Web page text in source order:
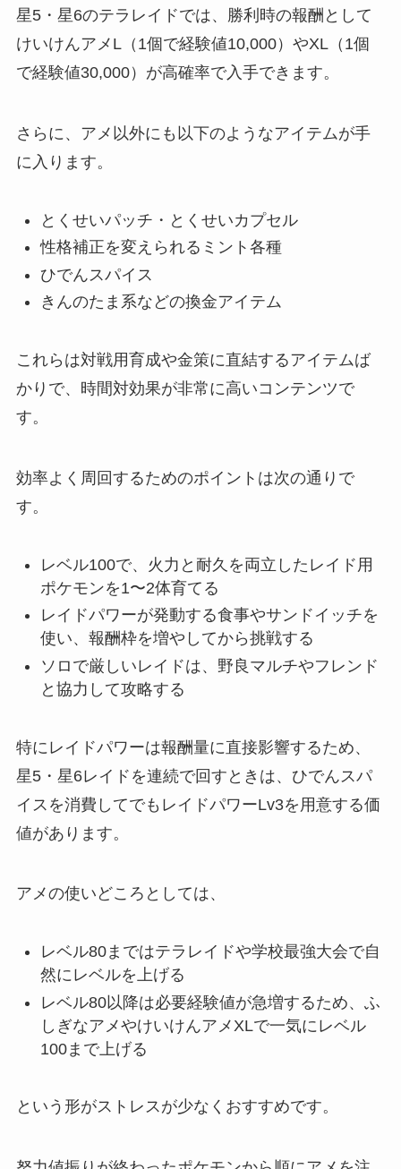
星5・星6のテラレイドでは、勝利時の報酬として
けいけんアメL（1個で経験値10,000）やXL（1個
で経験値30,000）が高確率で入手できます。
さらに、アメ以外にも以下のようなアイテムが手
に入ります。
とくせいパッチ・とくせいカプセル
性格補正を変えられるミント各種
ひでんスパイス
きんのたま系などの換金アイテム
これらは対戦用育成や金策に直結するアイテムば
かりで、時間対効果が非常に高いコンテンツで
す。
効率よく周回するためのポイントは次の通りで
す。
レベル100で、火力と耐久を両立したレイド用
ポケモンを1〜2体育てる
レイドパワーが発動する食事やサンドイッチを
使い、報酬枠を増やしてから挑戦する
ソロで厳しいレイドは、野良マルチやフレンド
と協力して攻略する
特にレイドパワーは報酬量に直接影響するため、
星5・星6レイドを連続で回すときは、ひでんスパ
イスを消費してでもレイドパワーLv3を用意する価
値があります。
アメの使いどころとしては、
レベル80まではテラレイドや学校最強大会で自
然にレベルを上げる
レベル80以降は必要経験値が急増するため、ふ
しぎなアメやけいけんアメXLで一気にレベル
100まで上げる
という形がストレスが少なくおすすめです。